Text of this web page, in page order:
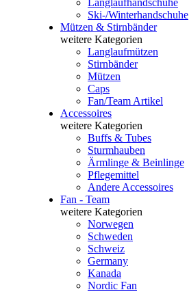
Langlaufhandschuhe
Ski-/Winterhandschuhe
Mützen & Stirnbänder
weitere Kategorien
Langlaufmützen
Stirnbänder
Mützen
Caps
Fan/Team Artikel
Accessoires
weitere Kategorien
Buffs & Tubes
Sturmhauben
Ärmlinge & Beinlinge
Pflegemittel
Andere Accessoires
Fan - Team
weitere Kategorien
Norwegen
Schweden
Schweiz
Germany
Kanada
Nordic Fan